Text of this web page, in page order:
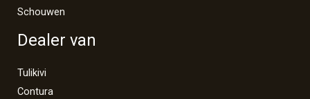
Schouwen
Dealer van
Tulikivi
Contura